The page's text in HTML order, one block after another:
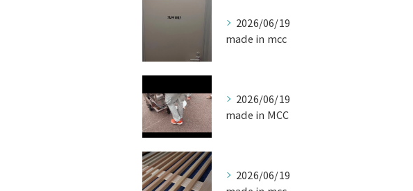
2026/06/19
made in mcc
2026/06/19
made in MCC
2026/06/19